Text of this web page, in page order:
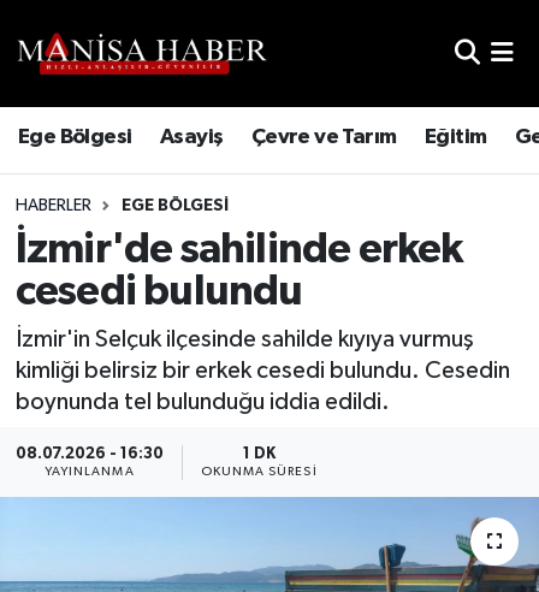
Ege Bölgesi Asayiş Çevre ve Tarım Eğitim
HABERLER EGE BÖLGESI
İzmir'de sahilinde erkek
cesedi bulundu
İzmir'in Selçuk ilçesinde sahilde kıyıya vurmuş
kimliği belirsiz bir erkek cesedi bulundu. Cesedin
boynunda tel bulunduğu iddia edildi.
08.07.2026 - 16:30
YAYINLANMA
1 DK
OKUNMA SÜRESI
Trafik Durumu
Süper Lig Puan Durumu ve Fikstür
Tüm Manşetler
Son Dakika Haberleri
Haber Arşivi